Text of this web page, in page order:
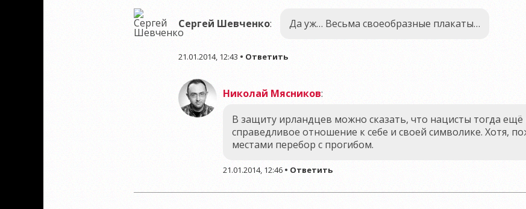
Сергей Шевченко: Да уж… Весьма своеобразные плакаты…
21.01.2014, 12:43 • Ответить
Николай Мясников:
В защиту ирландцев можно сказать, что нацисты тогда
справедливое отношение к себе и своей символике. Хотя,
местами перебор с прогибом.
21.01.2014, 12:46 • Ответить